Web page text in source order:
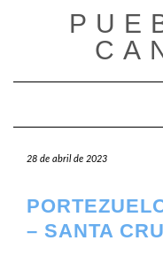
28 de abril de 2023
– SANTA